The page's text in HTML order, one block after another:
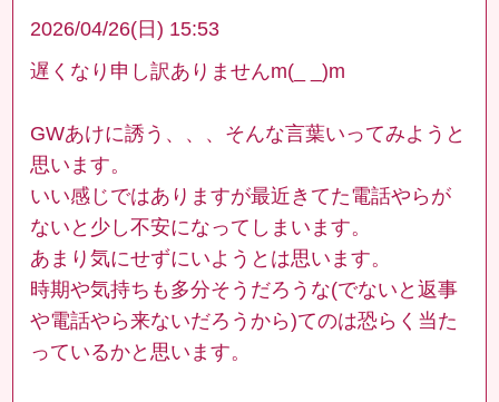
2026/04/26(日) 15:53
遅くなり申し訳ありませんm(_ _)m
GWあけに誘う、、、そんな言葉いってみようと
思います。
いい感じではありますが最近きてた電話やらが
ないと少し不安になってしまいます。
あまり気にせずにいようとは思います。
時期や気持ちも多分そうだろうな(でないと返事
や電話やら来ないだろうから)てのは恐らく当た
っているかと思います。